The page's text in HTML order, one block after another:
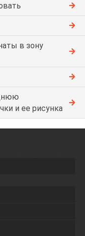
в зону
и ее рисунка